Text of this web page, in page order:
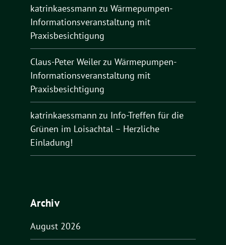
katrinkaessmann zu Wärmepumpen-
Informationsveranstaltung mit
Praxisbesichtigung
Claus-Peter Weilerzu Wärmepumpen-
Informationsveranstaltung mit
Praxisbesichtigung
katrinkaessmann zu Info-Treffen für die
Grünen im Loisachtal – Herzliche
Einladung!
Archiv
August 2026